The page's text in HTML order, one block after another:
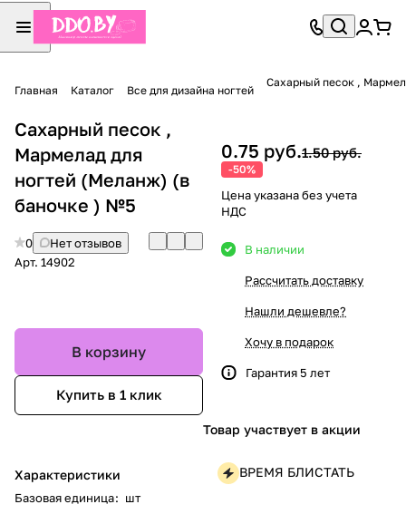
Главная Каталог Все для дизайна ногтей
Сахарный песок ,
Сахарный песок ,
Мармелад для
ногтей (Меланж) (в
баночке ) №5
0
Нет отзывов
Арт. 14902
В корзину
Купить в 1 клик
Характеристики
Базовая единица: шт
0.75 руб.1.50 руб.
-50%
Цена указана без учета
НДС
В наличии
Рассчитать доставку
Нашли дешевле?
Хочу в подарок
Гарантия 5 лет
Товар участвует в акции
ВРЕМЯ БЛИСТАТЬ